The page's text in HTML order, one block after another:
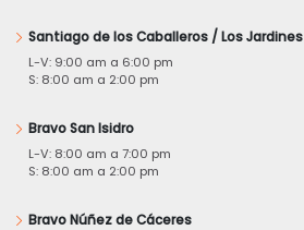
Santiago de los Caballeros / Los Jardines
L-V: 9:00 am a 6:00 pm
S: 8:00 am a 2:00 pm
Bravo San Isidro
L-V: 8:00 am a 7:00 pm
S: 8:00 am a 2:00 pm
Bravo Núñez de Cáceres